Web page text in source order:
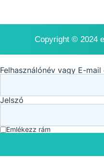
Copyright © 2024
Felhasználónév vagy E-mail
Jelszó
Emlékezz rám